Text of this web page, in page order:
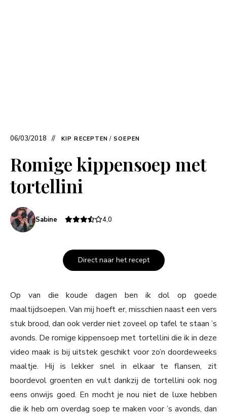
06/03/2018 KIP RECEPTEN / SOEPEN
Romige kippensoep met
tortellini
Sabine 4,0
Direct naar het recept
Op van die koude dagen ben ik dol op goede
maaltijdsoepen. Van mij hoeft er, misschien naast een vers
stuk brood, dan ook verder niet zoveel op tafel te staan ’s
avonds. De romige kippensoep met tortellini die ik in deze
video maak is bij uitstek geschikt voor zo’n doordeweeks
maaltje. Hij is lekker snel in elkaar te flansen, zit
boordevol groenten en vult dankzij de tortellini ook nog
eens onwijs goed. En mocht je nou niet de luxe hebben
die ik heb om overdag soep te maken voor ’s avonds, dan